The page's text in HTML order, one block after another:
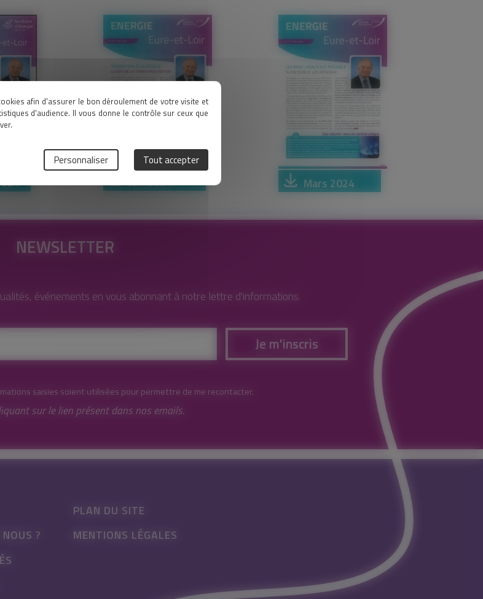
afin d'assurer le bon déroulement de votre visite et
d'audience. Il vous donne le contrôle sur ceux que
Tout accepter
Personnaliser
Juin 2024 Mars 2024
NEWSLETTER
événements en vous abonnant à notre lettre d'informations.
Je m'inscris
saisies soient utilisées pour permettre de me recontacter.
sur le lien présent dans nos emails.
?
PLAN DU SITE
MENTIONS LÉGALES